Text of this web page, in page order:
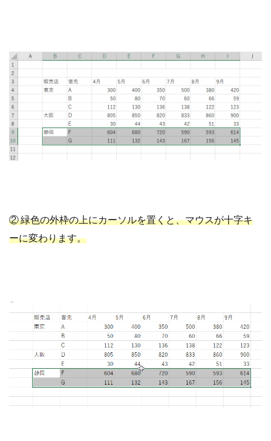
② 緑色の外枠の上にカーソルを置くと、マウスが十字キ
ーに変わります。